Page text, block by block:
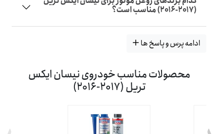
(2017-2016) مناسب است؟
ادامه پرس و پاسخ ها
محصولات مناسب خودروی نیسان ایکس
تریل (2017-2016)